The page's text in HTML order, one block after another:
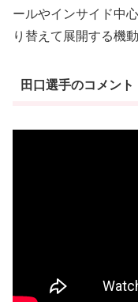
ールやインサイド中
り替えて展開する機
田口選手のコメント